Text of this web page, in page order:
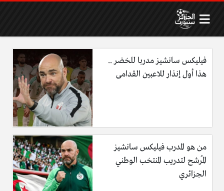
فيليكس سانشيز مدربا للخضر ..
هذا أول إنذار للاعبين القدامى
من هو المدرب فيليكس سانشيز
المُرشح لتدريب المنتخب الوطني
الجزائري